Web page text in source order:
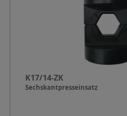
K17/14-ZK
Sechskantpresseinsatz